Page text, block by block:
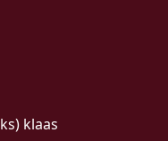
klaas